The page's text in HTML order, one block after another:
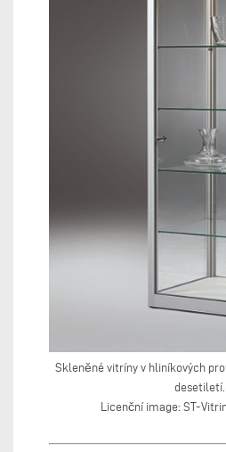
Skleněné vitríny v hliníkových
desetiletí.
Licenční image: ST-